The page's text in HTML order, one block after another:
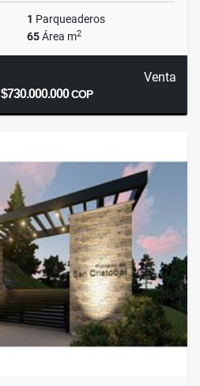
1 Parqueaderos
65Área m2
Venta
$730.000.000COP